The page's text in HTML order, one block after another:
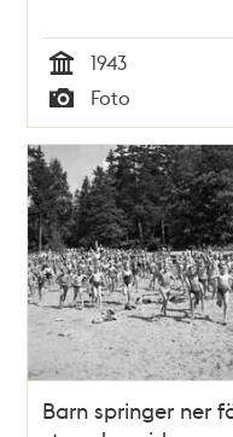
Tid
1943
Typ
Foto
Barn springer ner